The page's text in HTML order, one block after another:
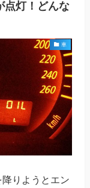
点灯！どんな
車
りようとエン